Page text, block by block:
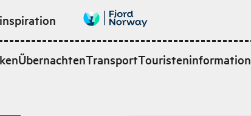
ÜbernachtenTransportTouristeninformation